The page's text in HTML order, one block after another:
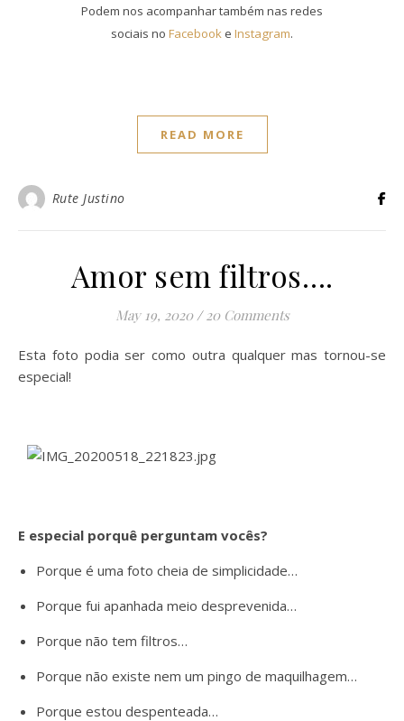
Podem nos acompanhar também nas redes
sociais no Facebooke Instagram.
READ MORE
Rute Justino
Amor sem filtros….
May 19, 2020 / 20 Comments
Esta foto podia ser como outra qualquer mas tornou-se
especial!
E especial porquê perguntam vocês?
Porque é uma foto cheia de simplicidade…
Porque fui apanhada meio desprevenida…
Porque não tem filtros…
Porque não existe nem um pingo de maquilhagem…
Porque estou despenteada…